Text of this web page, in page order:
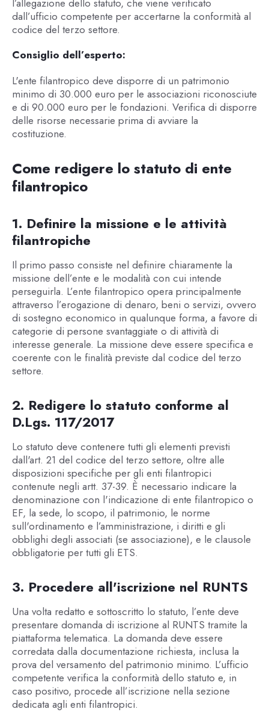
l’allegazione dello statuto, che viene verificato
dall’ufficio competente per accertarne la conformità al
codice del terzo settore.
Consiglio dell’esperto:
L'ente filantropico deve disporre di un patrimonio
minimo di 30.000 euro per le associazioni riconosciute
e di 90.000 euro per le fondazioni. Verifica di disporre
delle risorse necessarie prima di avviare la
costituzione.
Come redigere lo statuto di ente
filantropico
1. Definire la missione e le attività
filantropiche
Il primo passo consiste nel definire chiaramente la
missione dell’ente e le modalità con cui intende
perseguirla. L’ente filantropico opera principalmente
attraverso l’erogazione di denaro, beni o servizi, ovvero
di sostegno economico in qualunque forma, a favore di
categorie di persone svantaggiate o di attività di
interesse generale. La missione deve essere specifica e
coerente con le finalità previste dal codice del terzo
settore.
2. Redigere lo statuto conforme al
D.Lgs. 117/2017
Lo statuto deve contenere tutti gli elementi previsti
dall'art. 21 del codice del terzo settore, oltre alle
disposizioni specifiche per gli enti filantropici
contenute negli artt. 37-39. È necessario indicare la
denominazione con l'indicazione di ente filantropico o
EF, la sede, lo scopo, il patrimonio, le norme
sull'ordinamento e l’amministrazione, i diritti e gli
obblighi degli associati (se associazione), e le clausole
obbligatorie per tutti gli ETS.
3. Procedere all'iscrizione nel RUNTS
Una volta redatto e sottoscritto lo statuto, l’ente deve
presentare domanda di iscrizione al RUNTS tramite la
piattaforma telematica. La domanda deve essere
corredata dalla documentazione richiesta, inclusa la
prova del versamento del patrimonio minimo. L’ufficio
competente verifica la conformità dello statuto e, in
caso positivo, procede all’iscrizione nella sezione
dedicata agli enti filantropici.